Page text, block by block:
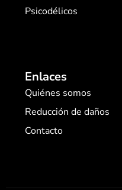
Psicodélicos
Enlaces
Quiénes somos
Reducción de daños
Contacto